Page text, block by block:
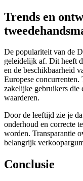
Trends en
De populariteit van de
geleidelijk af. Dit heeft
en de beschikbaarheid
Europese
zakelijke gebruikers die
waarderen.
Door de leeftijd zie je
onderhoud en correcte
worden. Transparantie
belangrijk
Conclusie